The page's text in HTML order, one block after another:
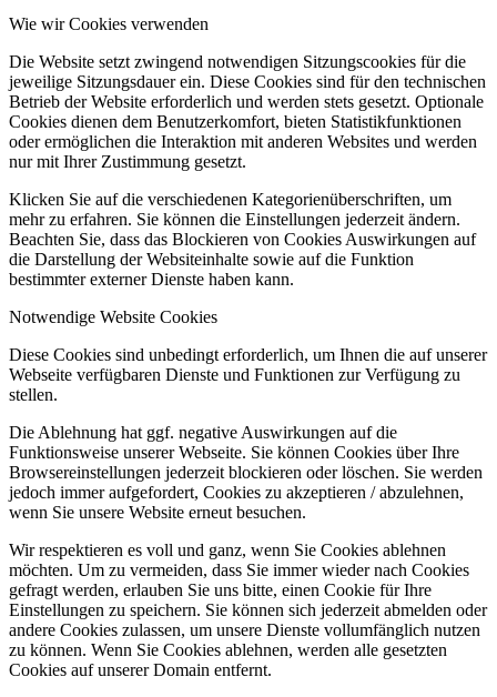
Wie wir Cookies verwenden
Die Website setzt zwingend notwendigen Sitzungscookies für die
jeweilige Sitzungsdauer ein. Diese Cookies sind für den technischen
Betrieb der Website erforderlich und werden stets gesetzt. Optionale
Cookies dienen dem Benutzerkomfort, bieten Statistikfunktionen
oder ermöglichen die Interaktion mit anderen Websites und werden
nur mit Ihrer Zustimmung gesetzt.
Klicken Sie auf die verschiedenen Kategorienüberschriften, um
mehr zu erfahren. Sie können die Einstellungen jederzeit ändern.
Beachten Sie, dass das Blockieren von Cookies Auswirkungen auf
die Darstellung der Websiteinhalte sowie auf die Funktion
bestimmter externer Dienste haben kann.
Notwendige Website Cookies
Diese Cookies sind unbedingt erforderlich, um Ihnen die auf unserer
Webseite verfügbaren Dienste und Funktionen zur Verfügung zu
stellen.
Die Ablehnung hat ggf. negative Auswirkungen auf die
Funktionsweise unserer Webseite. Sie können Cookies über Ihre
Browsereinstellungen jederzeit blockieren oder löschen. Sie werden
jedoch immer aufgefordert, Cookies zu akzeptieren / abzulehnen,
wenn Sie unsere Website erneut besuchen.
Wir respektieren es voll und ganz, wenn Sie Cookies ablehnen
möchten. Um zu vermeiden, dass Sie immer wieder nach Cookies
gefragt werden, erlauben Sie uns bitte, einen Cookie für Ihre
Einstellungen zu speichern. Sie können sich jederzeit abmelden oder
andere Cookies zulassen, um unsere Dienste vollumfänglich nutzen
zu können. Wenn Sie Cookies ablehnen, werden alle gesetzten
Cookies auf unserer Domain entfernt.